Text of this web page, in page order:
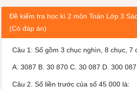
Đề kiểm tra học kì 2 môn Toán Lớp 3
(Có đáp án)
Câu 1:Số gồm 3 chục nghìn, 8 chục, 7
A.3087 B.30 870C.30 087 D.300 087
Câu 2.Số liền trước của số 45 000 là: